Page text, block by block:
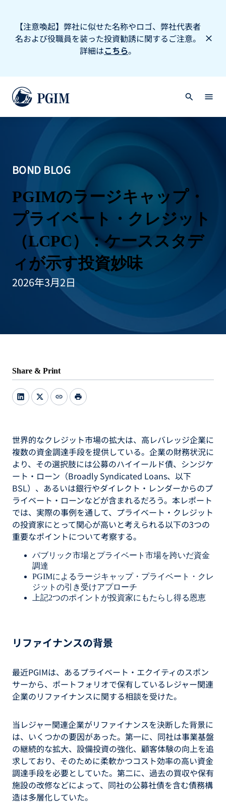
【注意喚起】弊社に似せた名称やロゴ、弊社代表者
名および役職員を装った投資勧誘に関するご注意。
詳細はこちら。
BOND BLOG
PGIMのラージキャップ・
プライベート・クレジット
（LCPC）：ケーススタデ
ィが示す投資妙味
2026年3月2日
Share & Print
link print
世界的なクレジット市場の拡大は、高レバレッジ企業に
複数の資金調達手段を提供している。企業の財務状況に
より、その選択肢には公募のハイイールド債、シンジケ
ート・ローン（Broadly Syndicated Loans、以下
BSL）、あるいは銀行やダイレクト・レンダーからのプ
ライベート・ローンなどが含まれるだろう。本レポート
では、実際の事例を通して、プライベート・クレジット
の投資家にとって関心が高いと考えられる以下の3つの
重要なポイントについて考察する。
パブリック市場とプライベート市場を跨いだ資金
調達
PGIMによるラージキャップ・プライベート・クレ
ジットの引き受けアプローチ
上記2つのポイントが投資家にもたらし得る恩恵
リファイナンスの背景
最近PGIMは、あるプライベート・エクイティのスポン
サーから、ポートフォリオで保有しているレジャー関連
企業のリファイナンスに関する相談を受けた。
当レジャー関連企業がリファイナンスを決断した背景に
は、いくつかの要因があった。第一に、同社は事業基盤
の継続的な拡大、設備投資の強化、顧客体験の向上を追
求しており、そのために柔軟かつコスト効率の高い資金
調達手段を必要としていた。第二に、過去の買収や保有
施設の改修などによって、同社の公募社債を含む債務構
造は多層化していた。